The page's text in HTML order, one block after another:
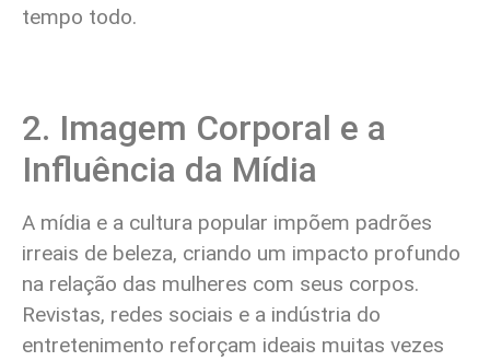
tempo todo.
2. Imagem Corporal e a
Influência da Mídia
A mídia e a cultura popular impõem padrões
irreais de beleza, criando um impacto profundo
na relação das mulheres com seus corpos.
Revistas, redes sociais e a indústria do
entretenimento reforçam ideais muitas vezes